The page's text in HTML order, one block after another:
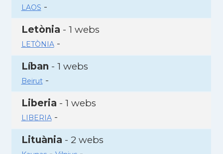
LAOS -
Letònia - 1 webs
LETÒNIA-
Líban - 1 webs
Beirut-
Liberia - 1 webs
LIBERIA-
Lituània - 2 webs